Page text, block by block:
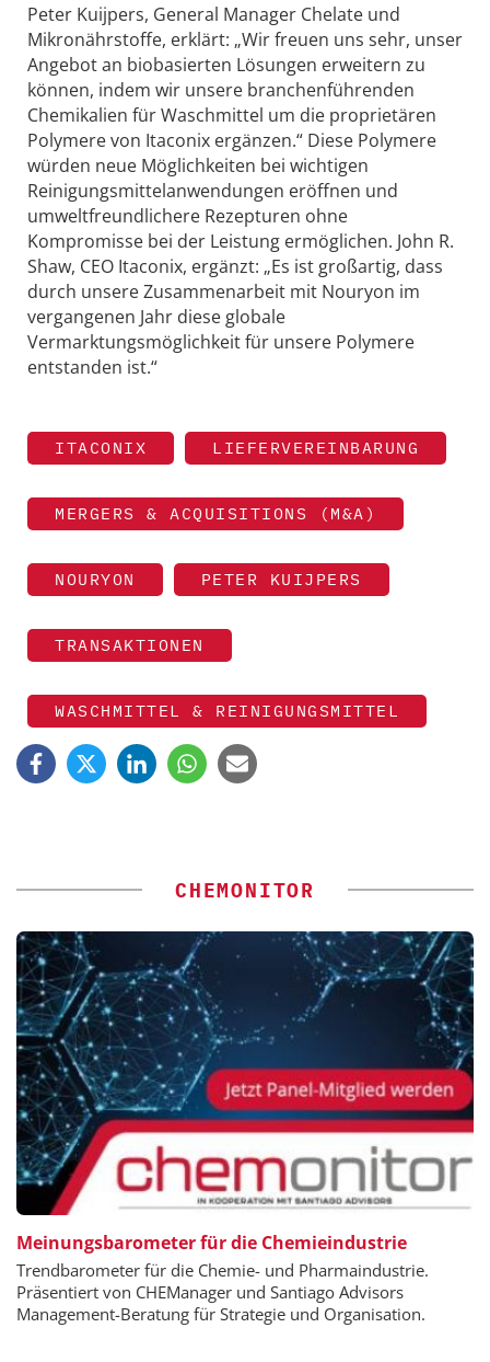
Peter Kuijpers, General Manager Chelate und
Mikronährstoffe, erklärt: „Wir freuen uns sehr, unser
Angebot an biobasierten Lösungen erweitern zu
können, indem wir unsere branchenführenden
Chemikalien für Waschmittel um die proprietären
Polymere von Itaconix ergänzen.“ Diese Polymere
würden neue Möglichkeiten bei wichtigen
Reinigungsmittelanwendungen eröffnen und
umweltfreundlichere Rezepturen ohne
Kompromisse bei der Leistung ermöglichen. John R.
Shaw, CEO Itaconix, ergänzt: „Es ist großartig, dass
durch unsere Zusammenarbeit mit Nouryon im
vergangenen Jahr diese globale
Vermarktungsmöglichkeit für unsere Polymere
entstanden ist.“
ITACONIX LIEFERVEREINBARUNG
MERGERS & ACQUISITIONS (M&A)
NOURYON PETER KUIJPERS
TRANSAKTIONEN
WASCHMITTEL & REINIGUNGSMITTEL
CHEMONITOR
Meinungsbarometer für die Chemieindustrie
Trendbarometer für die Chemie- und Pharmaindustrie.
Präsentiert von CHEManager und Santiago Advisors
Management-Beratung für Strategie und Organisation.